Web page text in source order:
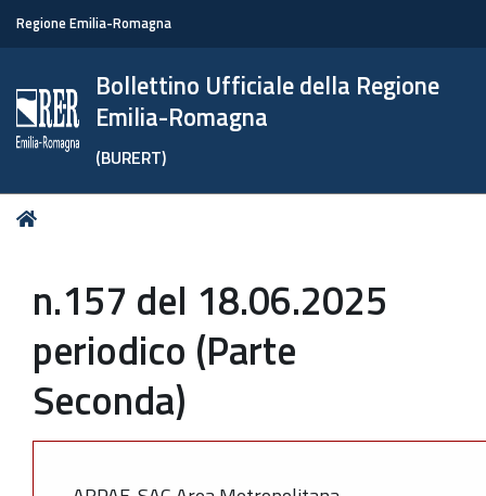
Regione Emilia-Romagna
Bollettino Ufficiale della Regione
Emilia-Romagna
(BURERT)
Tu
n.157 del 18.06.2025
periodico (Parte
Seconda)